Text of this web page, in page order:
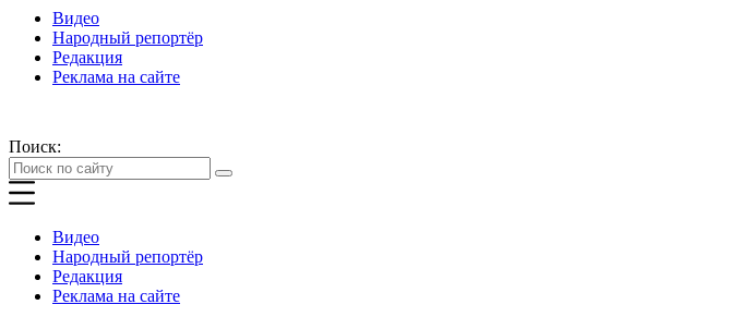
Видео
Народный репортёр
Редакция
Реклама на сайте
Поиск:
Видео
Народный репортёр
Редакция
Реклама на сайте